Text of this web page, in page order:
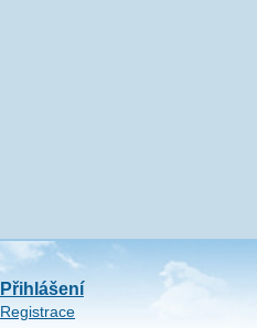
Přihlášení
Registrace